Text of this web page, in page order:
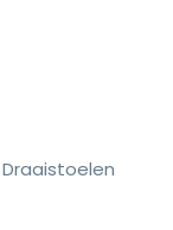
Draaistoelen